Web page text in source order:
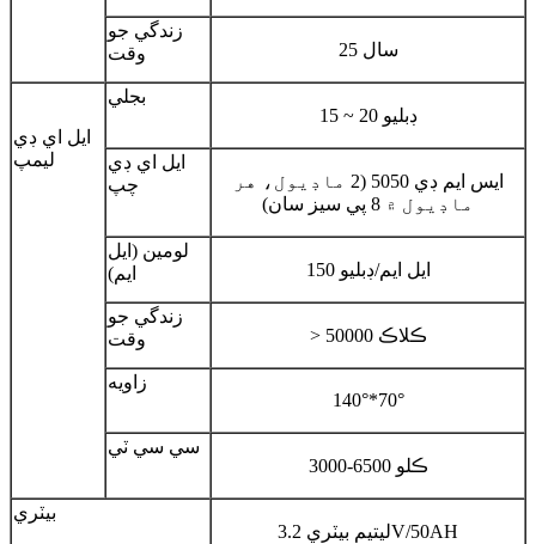
زندگي جو
وقت
25 سال
ايل اي ڊي
ليمپ
بجلي
15 ~ 20 ڊبليو
ايل اي ڊي
چپ
ايس ايم ڊي 5050 (2 ماڊيول، هر
ماڊيول ۾ 8 پي سيز سان)
لومين (ايل
ايم)
150 ايل ايم/ڊبليو
زندگي جو
وقت
> 50000 ڪلاڪ
زاويه
140°*70°
سي سي ٽي
3000-6500 ڪلو
بيٽري
ليتيم بيٽري 3.2V/50AH